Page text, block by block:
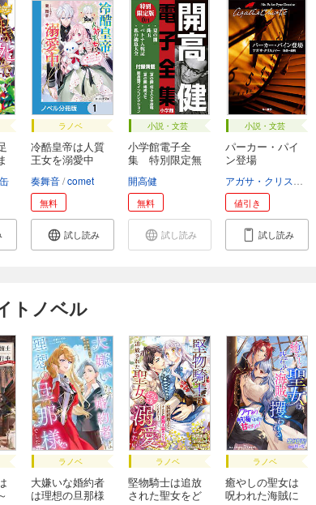
ラノベ
冷酷皇帝は人質
王女を溺愛中
奏舞音 comet
無料
試し読み
小説・文芸
小学館電子全
集 特別限定無
開高健
無料
試し読み
小説・文芸
パーカー・パイ
ン登場
値引き
試し読み
トノベル
ラノベ
大嫌いな婚約者
は理想の旦那様
ラノベ
堅物騎士は追放
された聖女をど
ラノベ
癒やしの聖女は
呪われた海賊に